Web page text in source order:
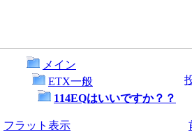
メイン
ETX一般
114EQはいいですか？？
フラット表示